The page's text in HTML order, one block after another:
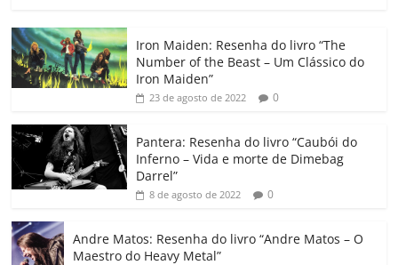
c
e
b
o
o
k
itt
er
at
s
A
p
e
dI
gl
e
Cl
a
ss
ro
o
p
y
Li
k
m
p
h
ar
Iron Maiden: Resenha do livro “The
Number of the Beast – Um Clássico do
Iron Maiden”
23 de agosto de 2022 0
Pantera: Resenha do livro “Caubói do
Inferno – Vida e morte de Dimebag
Darrel”
8 de agosto de 2022 0
Andre Matos: Resenha do livro “Andre Matos – O
Maestro do Heavy Metal”